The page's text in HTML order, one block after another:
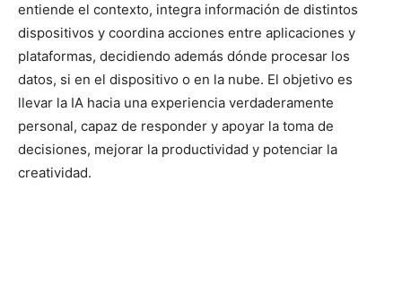
entiende el contexto, integra información de distintos
dispositivos y coordina acciones entre aplicaciones y
plataformas, decidiendo además dónde procesar los
datos, si en el dispositivo o en la nube. El objetivo es
llevar la IA hacia una experiencia verdaderamente
personal, capaz de responder y apoyar la toma de
decisiones, mejorar la productividad y potenciar la
creatividad.